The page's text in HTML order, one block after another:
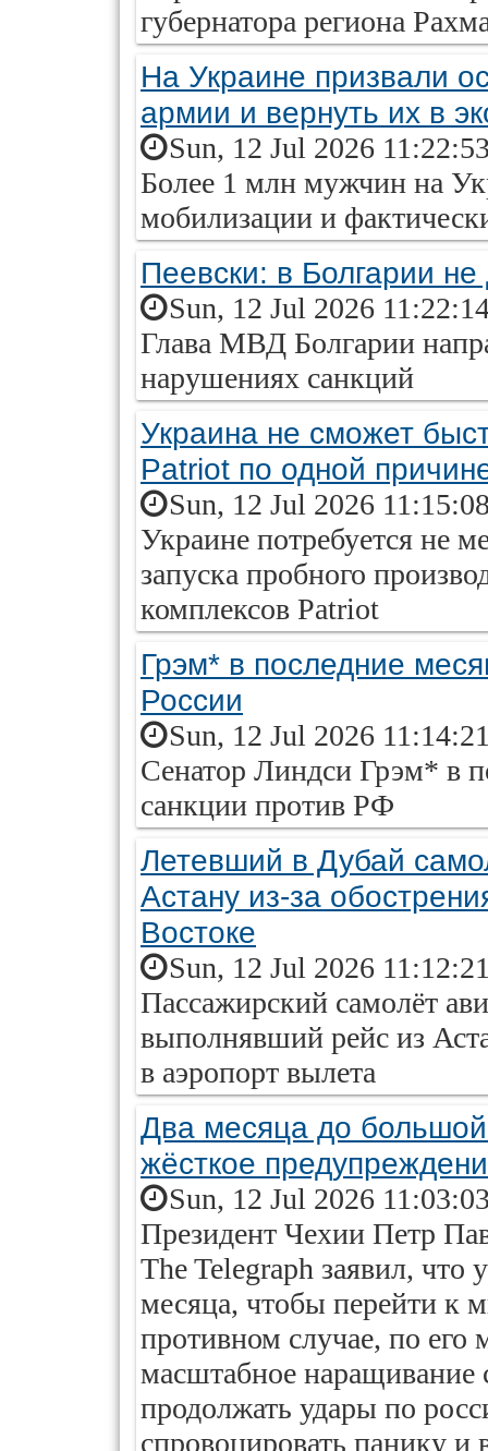
губернатора региона
На Украине призвали
армии и вернуть их в
Sun, 12 Jul 2026
Более 1 млн мужчин на
мобилизации и
Пеевски: в Болгарии не
Sun, 12 Jul 2026
Глава МВД Болгарии
нарушениях санкций
Украина не сможет
Patriot по одной
Sun, 12 Jul 2026
Украине потребуется не
запуска пробного
комплексов Patriot
Грэм* в последние
России
Sun, 12 Jul 2026
Сенатор Линдси Грэм* в
санкции против РФ
Летевший в Дубай
Астану из-за
Востоке
Sun, 12 Jul 2026
Пассажирский самолёт
выполнявший рейс из
в аэропорт вылета
Два месяца до
жёсткое
Sun, 12 Jul 2026
Президент Чехии Петр
The Telegraph заявил, что
месяца, чтобы перейти к
противном случае, по
масштабное наращивание
продолжать удары по
спровоцировать панику и